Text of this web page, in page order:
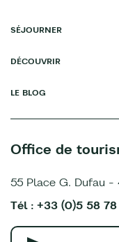
SÉJOURNER
DÉCOUVRIR
LE BLOG
Office de
55 Place G. Dufau
Tél : +33 (0)5 58